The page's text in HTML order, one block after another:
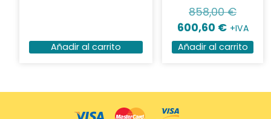
Añadir al carrito
858,00€
600,60 € +IVA
Añadir al carrito